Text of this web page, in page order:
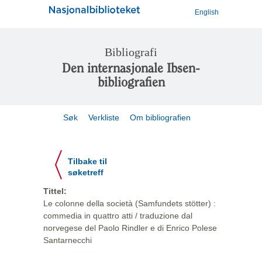
English
Bibliografi
Den internasjonale Ibsen-
bibliografien
Søk Verkliste Om bibliografien
Tilbake til
søketreff
Tittel:
Le colonne della società (Samfundets stötter) :
commedia in quattro atti / traduzione dal
norvegese del Paolo Rindler e di Enrico Polese
Santarnecchi